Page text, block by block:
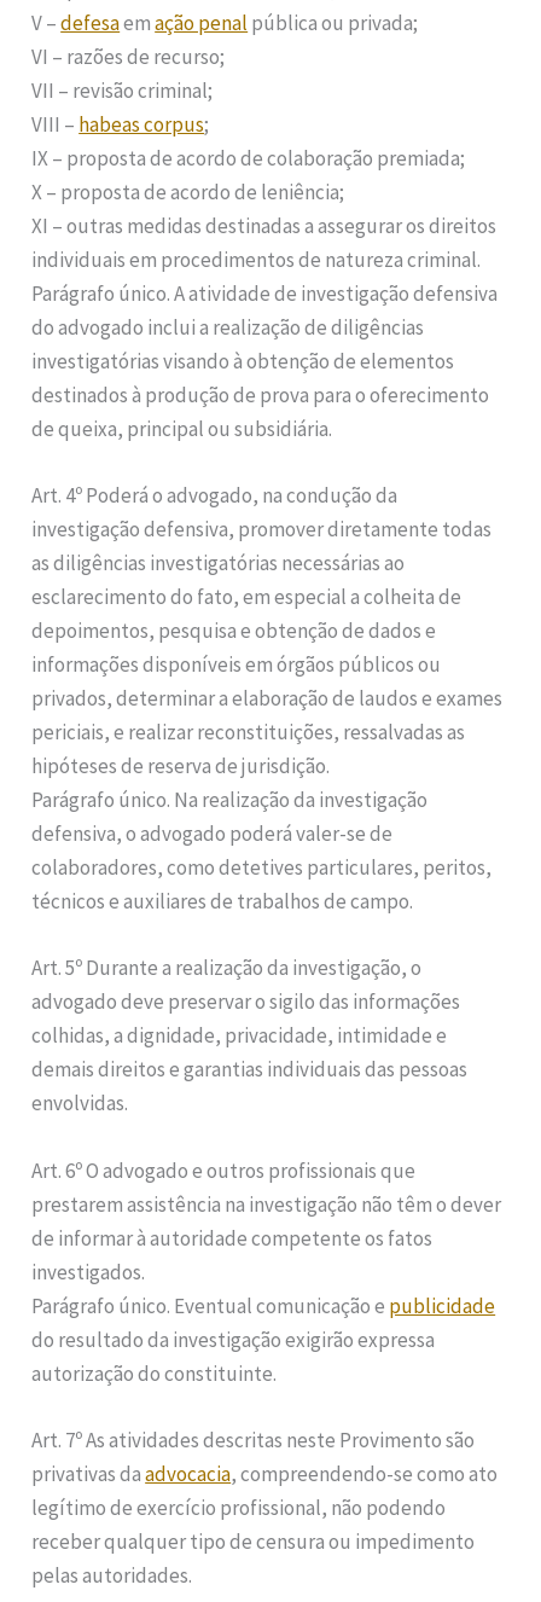
V –defesaemação penal pública ou privada;
VI – razões de recurso;
VII – revisão criminal;
VIII – habeas corpus;
IX – proposta de acordo de colaboração premiada;
X – proposta de acordo de leniência;
XI – outras medidas destinadas a assegurar os direitos
individuais em procedimentos de natureza criminal.
Parágrafo único. A atividade de investigação defensiva
do advogado inclui a realização de diligências
investigatórias visando à obtenção de elementos
destinados à produção de prova para o oferecimento
de queixa, principal ou subsidiária.
Art. 4º Poderá o advogado, na condução da
investigação defensiva, promover diretamente todas
as diligências investigatórias necessárias ao
esclarecimento do fato, em especial a colheita de
depoimentos, pesquisa e obtenção de dados e
informações disponíveis em órgãos públicos ou
privados, determinar a elaboração de laudos e exames
periciais, e realizar reconstituições, ressalvadas as
hipóteses de reserva de jurisdição.
Parágrafo único. Na realização da investigação
defensiva, o advogado poderá valer-se de
colaboradores, como detetives particulares, peritos,
técnicos e auxiliares de trabalhos de campo.
Art. 5º Durante a realização da investigação, o
advogado deve preservar o sigilo das informações
colhidas, a dignidade, privacidade, intimidade e
demais direitos e garantias individuais das pessoas
envolvidas.
Art. 6º O advogado e outros profissionais que
prestarem assistência na investigação não têm o dever
de informar à autoridade competente os fatos
investigados.
Parágrafo único. Eventual comunicação e publicidade
do resultado da investigação exigirão expressa
autorização do constituinte.
Art. 7º As atividades descritas neste Provimento são
privativas daadvocacia, compreendendo-se como ato
legítimo de exercício profissional, não podendo
receber qualquer tipo de censura ou impedimento
pelas autoridades.